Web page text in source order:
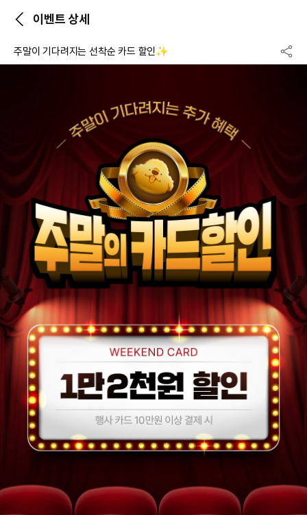
이벤트 상세
주말이 기다려지는 선착순 카드 할인✨